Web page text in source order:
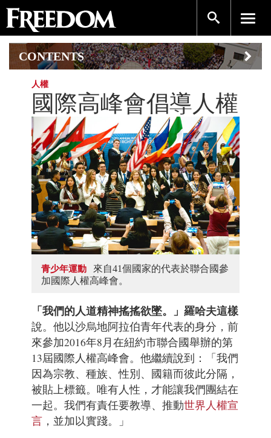
CONTENTS
人權
國際高峰會倡導人權
青少年運動
來自41個國家的代表於聯合國參
加國際人權高峰會。
「我們的人道精神搖搖欲墜。」羅哈夫這樣
說。他以沙烏地阿拉伯青年代表的身分，前
來參加2016年8月在紐約市聯合國舉辦的第
13屆國際人權高峰會。他繼續說到：「我們
因為宗教、種族、性別、國籍而彼此分隔，
被貼上標籤。唯有人性，才能讓我們團結在
一起。我們有責任要教導、推動世界人權宣
言 ，並加以實踐。」